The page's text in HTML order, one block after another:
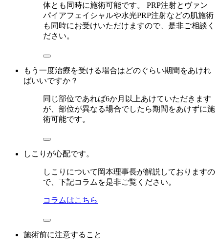
体とも同時に施術可能です。 PRP注射とヴァン
パイアフェイシャルや水光PRP注射などの肌施術
も同時にお受けいただけますので、是非ご相談く
ださい。
もう一度治療を受ける場合はどのぐらい期間をあけれ
ばいいですか？
同じ部位であれば6か月以上あけていただきます
が、部位が異なる場合でしたら期間をあけずに施
術可能です。
しこりが心配です。
しこりについて岡本理事長が解説しておりますの
で、下記コラムを是非ご覧ください。
コラムはこちら
施術前に注意すること